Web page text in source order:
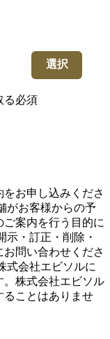
選択
る必須
お申し込みくださ
がお客様からの予
案内を行う目的に
示・訂正・削除・
問い合わせくださ
式会社エビソルに
。株式会社エビソル
ることはありませ